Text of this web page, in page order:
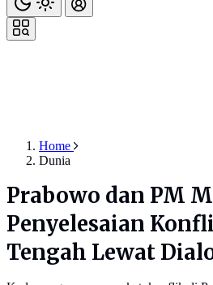
Home
Dunia
Prabowo dan PM
Penyelesaian
Tengah Lewat